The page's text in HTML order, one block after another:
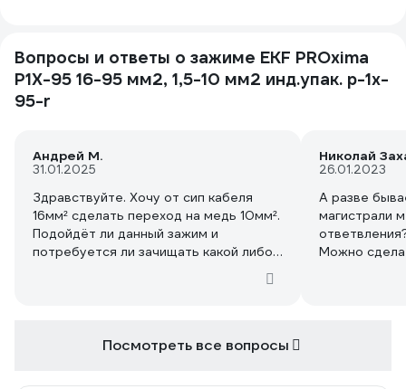
Вопросы и ответы о зажиме EKF PROxima
P1X-95 16-95 мм2, 1,5-10 мм2 инд.упак. p-1x-
95-r
Андрей М.
31.01.2025
Здравствуйте. Хочу от сип кабеля
16мм² сделать переход на медь 10мм².
Подойдёт ли данный зажим и
потребуется ли зачищать какой либо
Николай
26.01.2023
А разве
магистрали
Можно
Посмотреть все вопросы